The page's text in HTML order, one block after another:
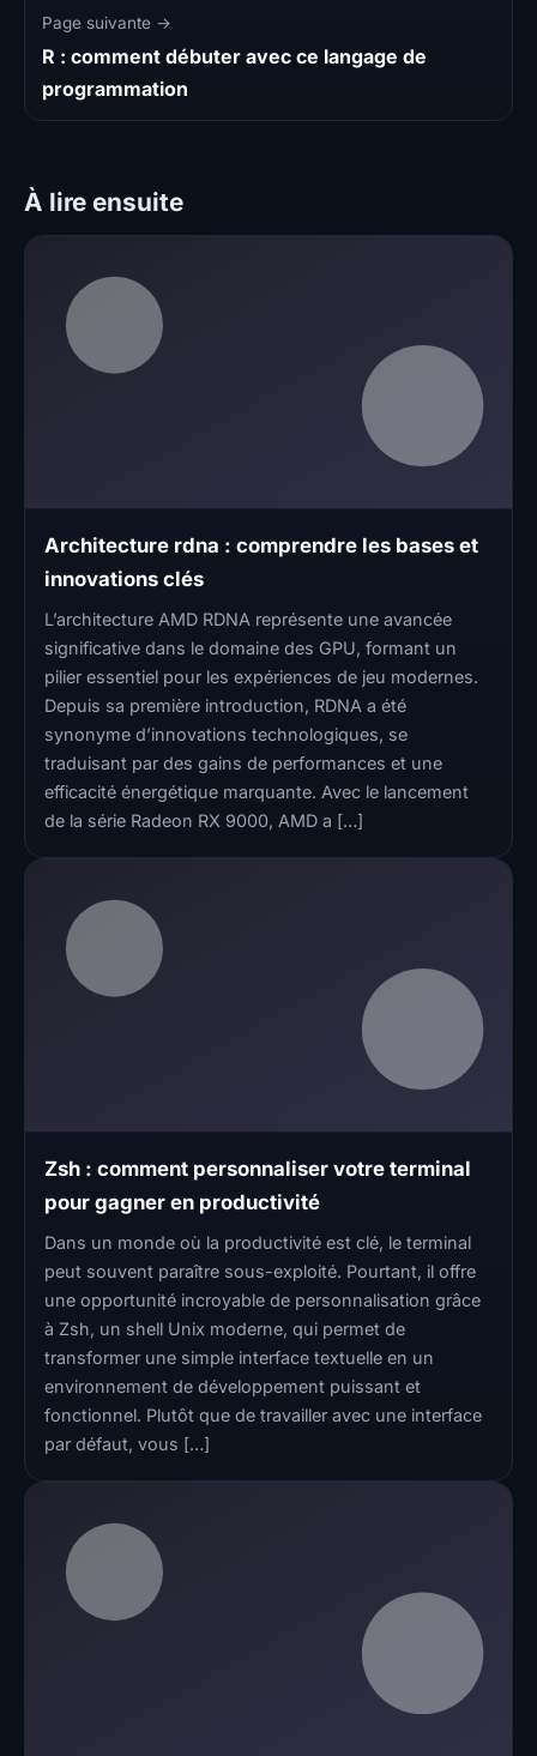
Page suivante →
R : comment débuter avec ce langage de
programmation
À lire ensuite
Architecture rdna : comprendre les bases et
innovations clés
L’architecture AMD RDNA représente une avancée
significative dans le domaine des GPU, formant un
pilier essentiel pour les expériences de jeu modernes.
Depuis sa première introduction, RDNA a été
synonyme d’innovations technologiques, se
traduisant par des gains de performances et une
efficacité énergétique marquante. Avec le lancement
de la série Radeon RX 9000, AMD a […]
Zsh : comment personnaliser votre terminal
pour gagner en productivité
Dans un monde où la productivité est clé, le terminal
peut souvent paraître sous-exploité. Pourtant, il offre
une opportunité incroyable de personnalisation grâce
à Zsh, un shell Unix moderne, qui permet de
transformer une simple interface textuelle en un
environnement de développement puissant et
fonctionnel. Plutôt que de travailler avec une interface
par défaut, vous […]